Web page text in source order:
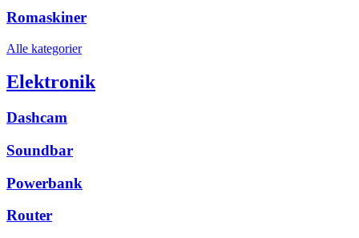
Romaskiner
Alle kategorier
Elektronik
Dashcam
Soundbar
Powerbank
Router